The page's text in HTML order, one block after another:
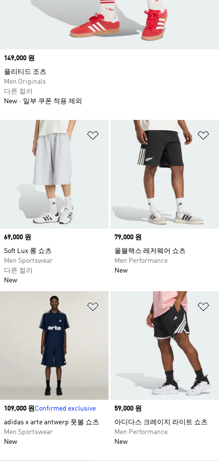
위시리스트 담기
Price
69,000 원
Soft Lux 롱 쇼츠
Men Sportswear
다른 컬러
New
Price
79,000 원
올블랙스 레저웨어 쇼츠
Men Performance
New
위시리스트 담기
Price
109,000 원Confirmed exclusive
adidas x arte antwerp 풋볼 쇼츠
Men Sportswear
New
Price
59,000 원
아디다스 크레이지 라이트 쇼츠
Men Performance
New
Price
149,000 원
플리티드 조츠
Men Originals
다른 컬러
New
일부 쿠폰 적용 제외